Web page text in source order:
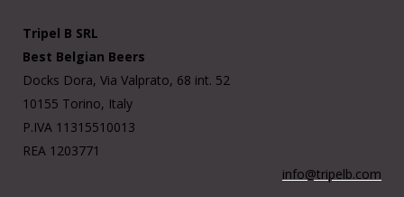
Tripel B SRL
Best Belgian Beers
Docks Dora, Via Valprato, 68 int. 52
10155 Torino, Italy
P.IVA 11315510013
REA 1203771
info@tripelb.com